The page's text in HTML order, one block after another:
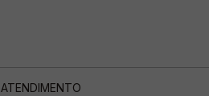
ATENDIMENTO